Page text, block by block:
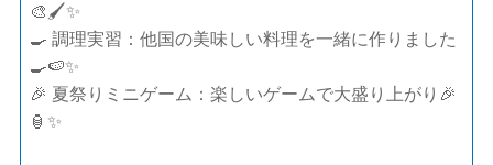
🎨🖌️✨
🍳 調理実習：他国の美味しい料理を一緒に作りました
🍳🍉✨
🎉 夏祭りミニゲーム：楽しいゲームで大盛り上がり🎉
🏮✨